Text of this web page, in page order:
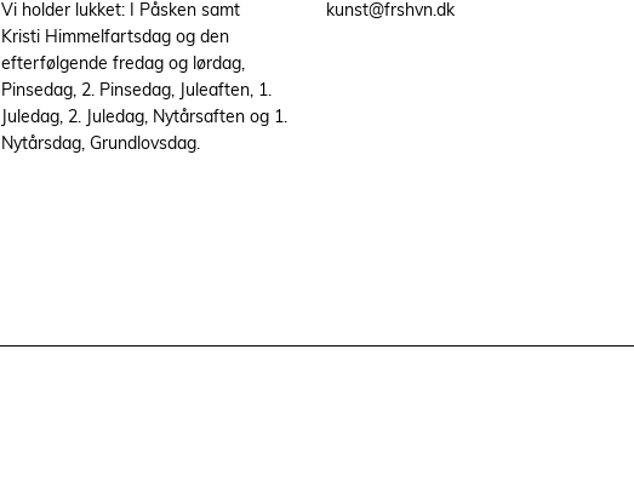
Vi holder lukket: I Påsken samt
Kristi Himmelfartsdag og den
efterfølgende fredag og lørdag,
Pinsedag, 2. Pinsedag, Juleaften, 1.
Juledag, 2. Juledag, Nytårsaften og 1.
Nytårsdag, Grundlovsdag.
kunst@frshvn.dk